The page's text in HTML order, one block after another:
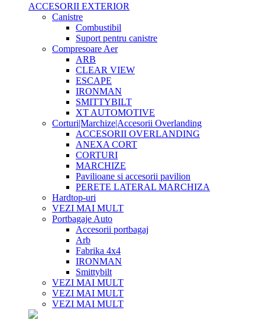
ACCESORII EXTERIOR
Canistre
Combustibil
Suport pentru canistre
Compresoare Aer
ARB
CLEAR VIEW
ESCAPE
IRONMAN
SMITTYBILT
XT AUTOMOTIVE
Corturi|Marchize|Accesorii Overlanding
ACCESORII OVERLANDING
ANEXA CORT
CORTURI
MARCHIZE
Pavilioane si accesorii pavilion
PERETE LATERAL MARCHIZA
Hardtop-uri
VEZI MAI MULT
Portbagaje Auto
Accesorii portbagaj
Arb
Fabrika 4x4
IRONMAN
Smittybilt
VEZI MAI MULT
VEZI MAI MULT
VEZI MAI MULT